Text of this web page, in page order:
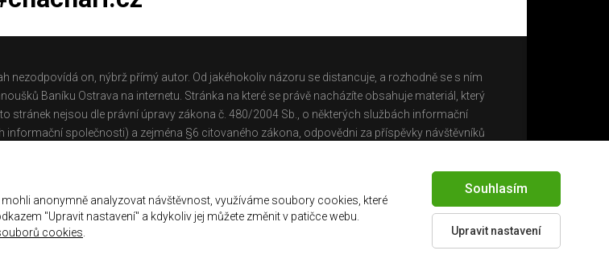
nezodpovídá on, nýbrž přímý autor. Od jakéhokoliv názoru se distancuje, a rozhodně se s ním
Baníku Ostrava na internetu. Stránka na které se právě nacházíte obsahuje materiál, který
stránek nejsou dle právní úpravy zákona č. 480/2004 Sb., o některých službách informační
společnosti) a zejména §6 citovaného zákona, odpovědni za příspěvky návštěvníků
Created by
anonymně analyzovat návštěvnost, využíváme soubory cookies, které
"Upravit nastavení" a kdykoliv jej můžete změnit v patičce webu.
cookies
Souhlasím
Upravit nastavení